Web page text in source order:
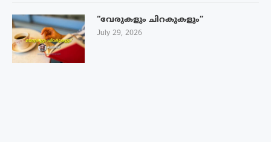
“വേരുകളും ചിറകുകളും”
July 29, 2026